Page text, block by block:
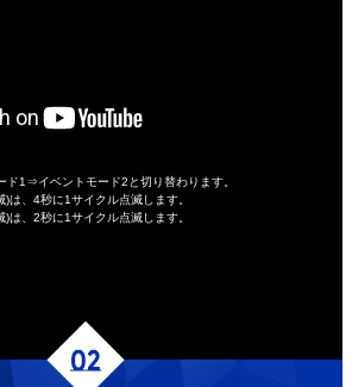
1⇒イベントモード2と切り替わります。
、4秒に1サイクル点滅します。
、2秒に1サイクル点滅します。